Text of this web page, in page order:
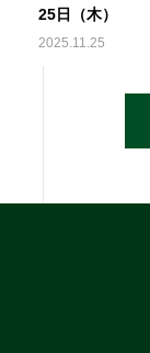
25日（木）
2025.11.25